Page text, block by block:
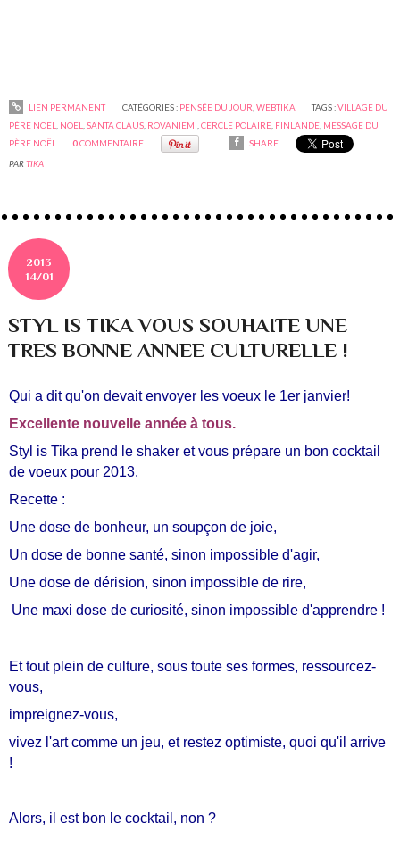
LIEN PERMANENT CATÉGORIES : PENSÉE DU JOUR,WEBTIKA TAGS :VILLAGE DU
PÈRE NOËL, NOËL,SANTA CLAUS, ROVANIEMI,CERCLE POLAIRE, FINLANDE, MESSAGE DU
PÈRE NOËL
0COMMENTAIRE
SHARE
PARTIKA
2013
14/01
STYL IS TIKA VOUS SOUHAITE UNE
TRES BONNE ANNEE CULTURELLE !
Qui a dit qu'on devait envoyer les voeux le 1er janvier!
Excellente nouvelle année à tous.
Styl is Tika prend le shaker et vous prépare un bon cocktail
de voeux pour 2013.
Recette :
Une dose de bonheur, un soupçon de joie,
Un dose de bonne santé, sinon impossible d'agir,
Une dose de dérision, sinon impossible de rire,
Une maxi dose de curiosité, sinon impossible d'apprendre !
Et tout plein de culture, sous toute ses formes, ressourcez-
vous,
impreignez-vous,
vivez l'art comme un jeu, et restez optimiste, quoi qu'il arrive
!
Alors, il est bon le cocktail, non ?